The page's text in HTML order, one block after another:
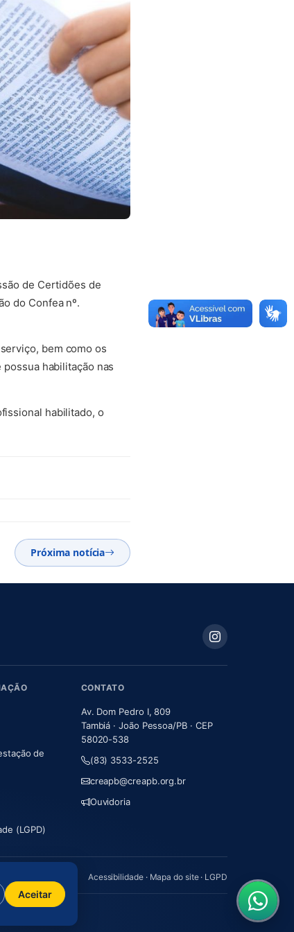
de Certidões de
do Confea nº.
bem como os
habilitação nas
habilitado, o
Próxima notícia
de
(LGPD)
CONTATO
Av. Dom Pedro I, 809
Tambiá · João Pessoa/PB · CEP
58020-538
(83) 3533-2525
creapb@creapb.org.br
Ouvidoria
Acessibilidade· Mapa do site· LGPD
Aceitar